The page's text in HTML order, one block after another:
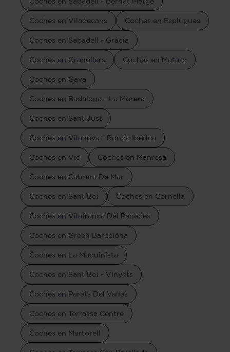
Coches en Viladecans Coches en Esplugues
Coches en Sabadell - Gràcia
Coches en Granollers Coches en Mataro
Coches en Gava
Coches en Badalona - La Morera
Coches en Sant Just
Coches en Vilanova - Ronda Ibérica
Coches en Vic Coches en Manresa
Coches en Cabrera De Mar
Coches en Sant Boi Coches en Cornella
Coches en Vilafranca Del Penedes
Coches en Green Barcelona
Coches en La Maquinista
Coches en Sant Boi - Vinyets
Coches en Parets Del Valles
Coches en Terrassa Centre
Coches en Martorell